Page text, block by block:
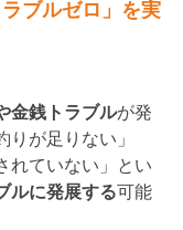
ブルゼロ」を実
金銭トラブルが発
が足りない」
れていない」とい
ルに発展する可能